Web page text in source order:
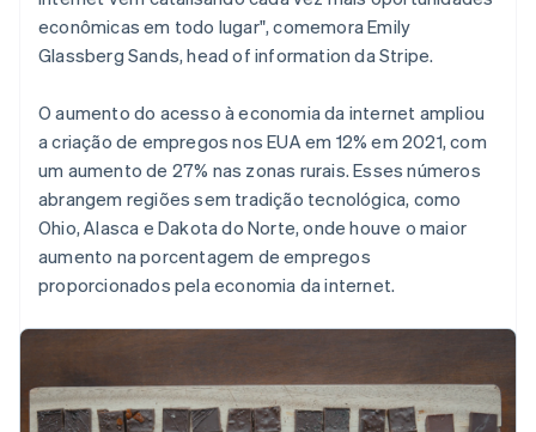
econômicas em todo lugar", comemora Emily
Glassberg Sands, head of information da Stripe.
O aumento do acesso à economia da internet ampliou
a criação de empregos nos EUA em 12% em 2021, com
um aumento de 27% nas zonas rurais. Esses números
abrangem regiões sem tradição tecnológica, como
Ohio, Alasca e Dakota do Norte, onde houve o maior
aumento na porcentagem de empregos
proporcionados pela economia da internet.